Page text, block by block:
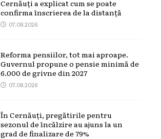
Cernăuți a explicat cum se poate
confirma înscrierea de la distanță
07.08.2026
Reforma pensiilor, tot mai aproape.
Guvernul propune o pensie minimă de
6.000 de grivne din 2027
07.08.2026
În Cernăuți, pregătirile pentru
sezonul de încălzire au ajuns la un
grad de finalizare de 79%